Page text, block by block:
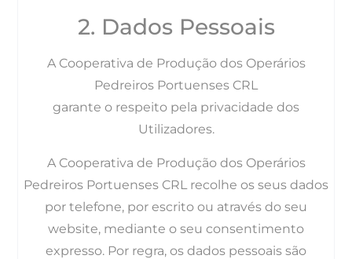
2. Dados Pessoais
A Cooperativa de Produção dos Operários
Pedreiros Portuenses CRL
garante o respeito pela privacidade dos
Utilizadores.
A Cooperativa de Produção dos Operários
Pedreiros Portuenses CRL recolhe os seus dados
por telefone, por escrito ou através do seu
website, mediante o seu consentimento
expresso. Por regra, os dados pessoais são